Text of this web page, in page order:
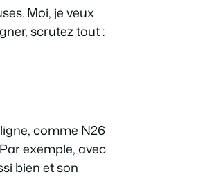
Moi, je veux
scrutez tout :
comme N26
exemple, avec
bien et son